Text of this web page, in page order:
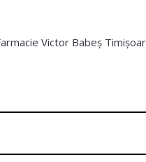
Victor Babeș